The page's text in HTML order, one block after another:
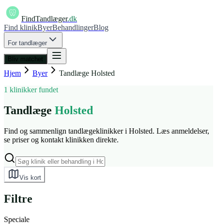
FindTandlæger.dk
Find klinikByerBehandlingerBlog
For tandlæger
Bliv matchet
Hjem Byer Tandlæge Holsted
1 klinikker fundet
Tandlæge Holsted
Find og sammenlign tandlægeklinikker i Holsted. Læs anmeldelser,
se priser og kontakt klinikken direkte.
Vis kort
Filtre
Speciale